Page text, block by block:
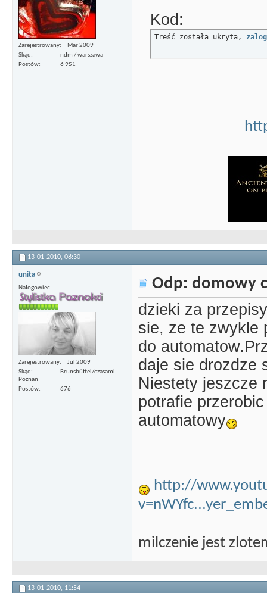
Zarejestrowany
Mar 2009
Skąd
ndm / warszawa
Postów
6 951
Kod:
Treść została ukryta,
13-01-2010, 08:30
unita
Nałogowiec
Zarejestrowany
Jul 2009
Skąd
Brunsbüttel/czasami
Poznań
Postów
676
Odp: domowy
dzieki za
sie, ze te zwykle
do
daje sie drozdze
Niestety jeszcze
potrafie
automatowy
http://
milczenie jest
13-01-2010, 11:54